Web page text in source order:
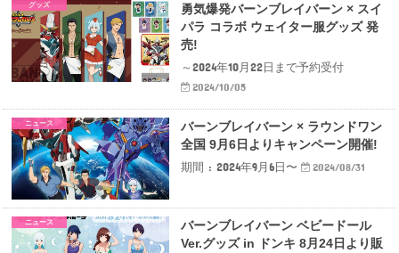
グッズ
勇気爆発バーンブレイバーン × スイ
パラ コラボ ウェイター服グッズ 発
売!
～2024年10月22日まで予約受付
2024/10/05
ニュース
バーンブレイバーン × ラウンドワン
全国 9月6日よりキャンペーン開催!
期間 : 2024年9月6日〜
2024/08/31
ニュース
バーンブレイバーン ベビードール
Ver.グッズ in ドンキ 8月24日より販